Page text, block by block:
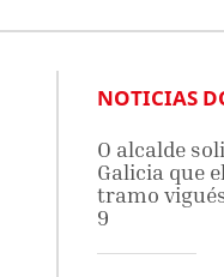
NOTICIAS
O alcalde
Galicia que
tramo
9